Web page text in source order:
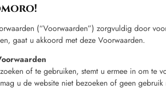
(“Voorwaarden”) zorgvuldig door
gaat u akkoord met deze Voorwaarden.
of te gebruiken, stemt u ermee in om te
u de website niet bezoeken of geen gebruik